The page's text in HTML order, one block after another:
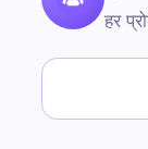
हर